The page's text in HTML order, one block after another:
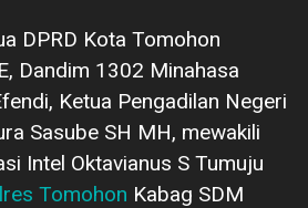
DPRD Kota Tomohon
Dandim 1302 Minahasa
Ketua Pengadilan Negeri
Sasube SH MH, mewakili
Intel Oktavianus S Tumuju
Tomohon Kabag SDM